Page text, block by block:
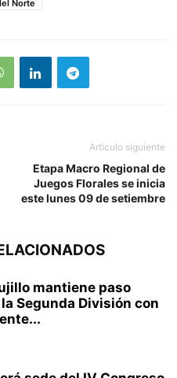
Norte
Artículo siguiente
Etapa Macro Regional de
Juegos Florales se inicia
este lunes 09 de setiembre
mantiene paso
Segunda División con